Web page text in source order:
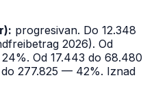
progresivan. Do 12.348
2026). Od
Od 17.443 do 68.480
277.825 — 42%. Iznad